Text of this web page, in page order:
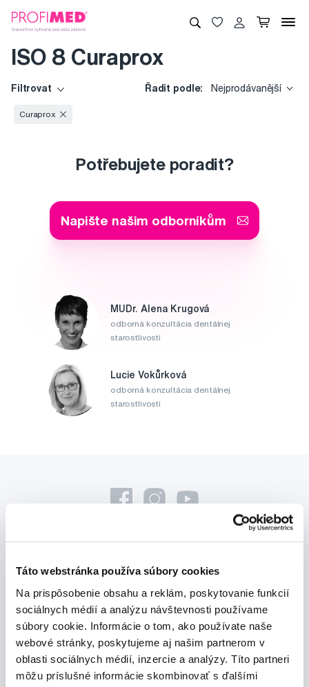
Táto webstránka používa súbory cookies
Na prispôsobenie obsahu a reklám, poskytovanie funkcií
sociálnych médií a analýzu návštevnosti používame
súbory cookie. Informácie o tom, ako používate naše
webové stránky, poskytujeme aj našim partnerom v
oblasti sociálnych médií, inzercie a analýzy. Títo partneri
môžu príslušné informácie skombinovať s ďalšími
ISO 8 Curaprox
Filtrovat Řadit podle: Nejprodávanější
Curaprox
Potřebujete poradit?
Napište našim odborníkům
MUDr. Alena Krugová
odborná konzultácia dentálnej
starostlivosti
Lucie Vokůrková
odborná konzultácia dentálnej
starostlivosti
Chci dostávat informace o novinkách a akčních nabídkách
a souhlasím sezpracováním osobních údajůpro tyto účely.